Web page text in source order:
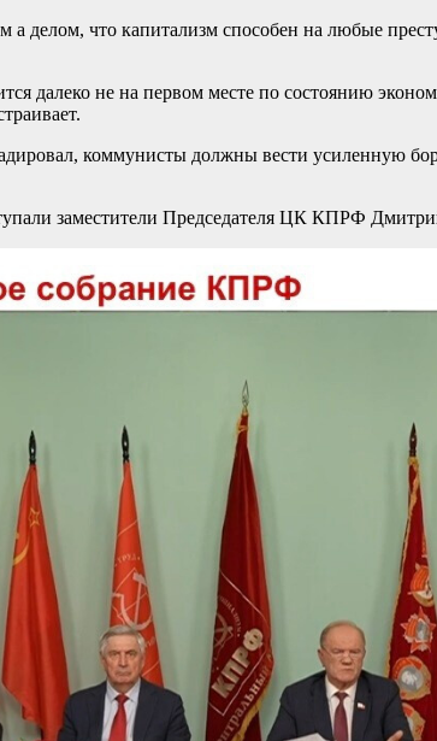
что капитализм способен на любые
далеко не на первом месте по состоянию
коммунисты должны вести усиленную
заместители Председателя ЦК КПРФ